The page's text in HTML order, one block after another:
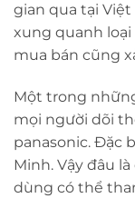
gian qua tại
xung quanh loại
mua bán cũng
Một trong
mọi người dõi
panasonic. Đặc
Minh. Vậy đâu
dùng có thể